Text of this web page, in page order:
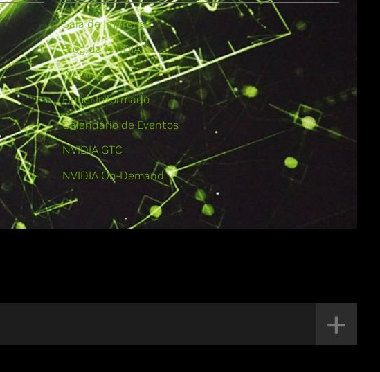
Sala de Imprensa
Blog da NVIDIA
Webinars
Fiquei Informado
Calendário de Eventos
NVIDIA GTC
NVIDIA On-Demand